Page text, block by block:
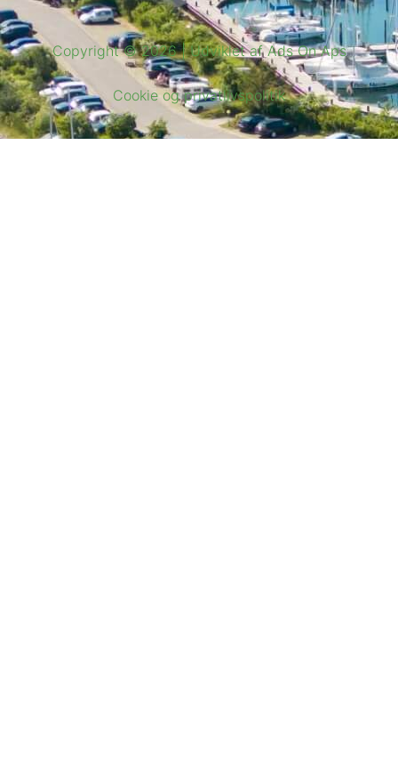
Copyright © 2026 | Udviklet af Ads On Aps
Cookie og privatlivspolitik